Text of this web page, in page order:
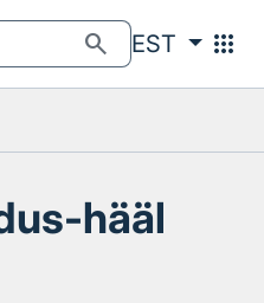
search EST apps
hääl